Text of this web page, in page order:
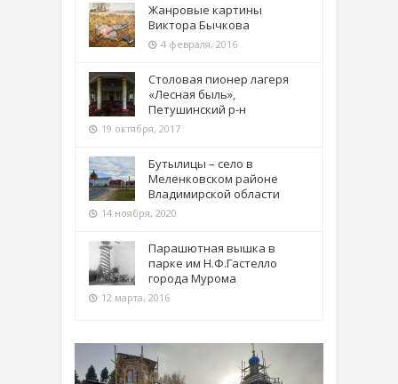
Жанровые картины
Виктора Бычкова
4 февраля, 2016
Столовая пионер лагеря
«Лесная быль»,
Петушинский р-н
19 октября, 2017
Бутылицы – село в
Меленковском районе
Владимирской области
14 ноября, 2020
Парашютная вышка в
парке им Н.Ф.Гастелло
города Мурома
12 марта, 2016